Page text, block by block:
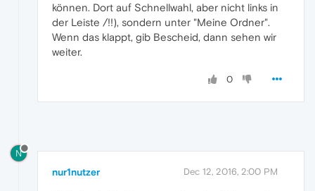
können. Dort auf Schnellwahl, aber nicht links in
der Leiste /!!), sondern unter "Meine Ordner".
Wenn das klappt, gib Bescheid, dann sehen wir
weiter.
0
N
nur1nutzer Dec 12, 2016, 2:00 PM